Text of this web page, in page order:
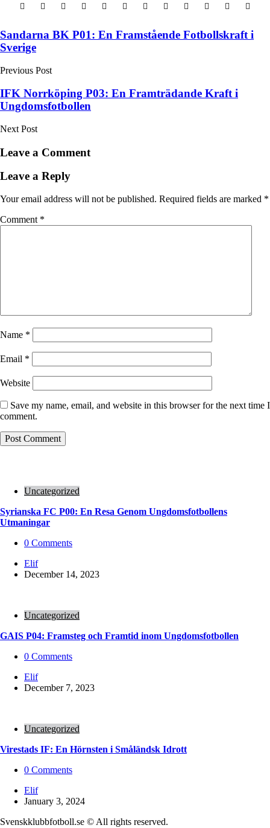
Post
navigation
Sandarna BK P01: En Framstående Fotbollskraft i
Sverige
Previous Post
IFK Norrköping P03: En Framträdande Kraft i
Ungdomsfotbollen
Next Post
Leave a Comment
Leave a Reply
Your email address will not be published. Required fields are marked *
Comment *
Name *
Email *
Website
Save my name, email, and website in this browser for the next time I
comment.
Uncategorized
Syrianska FC P00: En Resa Genom Ungdomsfotbollens
Utmaningar
0 Comments
Posted
by
Elif
December 14, 2023
Uncategorized
GAIS P04: Framsteg och Framtid inom Ungdomsfotbollen
0 Comments
Posted
by
Elif
December 7, 2023
Uncategorized
Virestads IF: En Hörnsten i Småländsk Idrott
0 Comments
Posted
by
Elif
January 3, 2024
Svenskklubbfotboll.se © All rights reserved.